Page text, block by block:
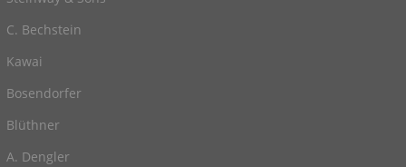
C. Bechstein
Kawai
Bosendorfer
Blüthner
A. Dengler